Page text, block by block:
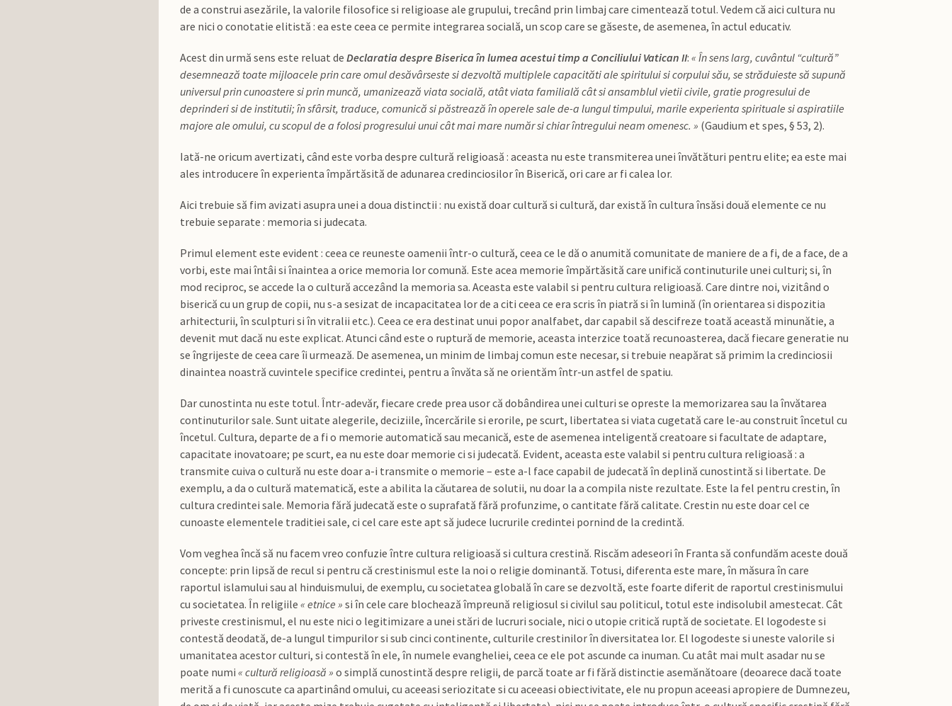
de a construi asezările, la valorile filosofice si religioase ale grupului, trecând prin limbaj care cimentează totul. Vedem că aici cultura nu
are nici o conotatie elitistă : ea este ceea ce permite integrarea socială, un scop care se găseste, de asemenea, în actul educativ.
Acest din urmă sens este reluat de Declaratia despre Biserica în lumea acestui timp a Conciliului Vatican II: « În sens larg, cuvântul “cultură”
desemnează toate mijloacele prin care omul desăvârseste si dezvoltă multiplele capacităti ale spiritului si corpului său, se străduieste să supună
universul prin cunoastere si prin muncă, umanizează viata socială, atât viata familială cât si ansamblul vietii civile, gratie progresului de
deprinderi si de institutii; în sfârsit, traduce, comunică si păstrează în operele sale de-a lungul timpului, marile experienta spirituale si aspiratiile
majore ale omului, cu scopul de a folosi progresului unui cât mai mare număr si chiar întregului neam omenesc. » (Gaudium et spes, § 53, 2).
Iată-ne oricum avertizati, când este vorba despre cultură religioasă : aceasta nu este transmiterea unei învătături pentru elite; ea este mai
ales introducere în experienta împărtăsită de adunarea credinciosilor în Biserică, ori care ar fi calea lor.
Aici trebuie să fim avizati asupra unei a doua distinctii : nu există doar cultură si cultură, dar există în cultura însăsi două elemente ce nu
trebuie separate : memoria si judecata.
Primul element este evident : ceea ce reuneste oamenii într-o cultură, ceea ce le dă o anumită comunitate de maniere de a fi, de a face, de a
vorbi, este mai întâi si înaintea a orice memoria lor comună. Este acea memorie împărtăsită care unifică continuturile unei culturi; si, în
mod reciproc, se accede la o cultură accezând la memoria sa. Aceasta este valabil si pentru cultura religioasă. Care dintre noi, vizitând o
biserică cu un grup de copii, nu s-a sesizat de incapacitatea lor de a citi ceea ce era scris în piatră si în lumină (în orientarea si dispozitia
arhitecturii, în sculpturi si în vitralii etc.). Ceea ce era destinat unui popor analfabet, dar capabil să descifreze toată această minunătie, a
devenit mut dacă nu este explicat. Atunci când este o ruptură de memorie, aceasta interzice toată recunoasterea, dacă fiecare generatie nu
se îngrijeste de ceea care îi urmează. De asemenea, un minim de limbaj comun este necesar, si trebuie neapărat să primim la credinciosii
dinaintea noastră cuvintele specifice credintei, pentru a învăta să ne orientăm într-un astfel de spatiu.
Dar cunostinta nu este totul. Într-adevăr, fiecare crede prea usor că dobândirea unei culturi se opreste la memorizarea sau la învătarea
continuturilor sale. Sunt uitate alegerile, deciziile, încercările si erorile, pe scurt, libertatea si viata cugetată care le-au construit încetul cu
încetul. Cultura, departe de a fi o memorie automatică sau mecanică, este de asemenea inteligentă creatoare si facultate de adaptare,
capacitate inovatoare; pe scurt, ea nu este doar memorie ci si judecată. Evident, aceasta este valabil si pentru cultura religioasă : a
transmite cuiva o cultură nu este doar a-i transmite o memorie – este a-l face capabil de judecată în deplină cunostintă si libertate. De
exemplu, a da o cultură matematică, este a abilita la căutarea de solutii, nu doar la a compila niste rezultate. Este la fel pentru crestin, în
cultura credintei sale. Memoria fără judecată este o suprafată fără profunzime, o cantitate fără calitate. Crestin nu este doar cel ce
cunoaste elementele traditiei sale, ci cel care este apt să judece lucrurile credintei pornind de la credintă.
Vom veghea încă să nu facem vreo confuzie între cultura religioasă si cultura crestină. Riscăm adeseori în Franta să confundăm aceste două
concepte: prin lipsă de recul si pentru că crestinismul este la noi o religie dominantă. Totusi, diferenta este mare, în măsura în care
raportul islamului sau al hinduismului, de exemplu, cu societatea globală în care se dezvoltă, este foarte diferit de raportul crestinismului
cu societatea. În religiile « etnice » si în cele care blochează împreună religiosul si civilul sau politicul, totul este indisolubil amestecat. Cât
priveste crestinismul, el nu este nici o legitimizare a unei stări de lucruri sociale, nici o utopie critică ruptă de societate. El logodeste si
contestă deodată, de-a lungul timpurilor si sub cinci continente, culturile crestinilor în diversitatea lor. El logodeste si uneste valorile si
umanitatea acestor culturi, si contestă în ele, în numele evangheliei, ceea ce ele pot ascunde ca inuman. Cu atât mai mult asadar nu se
poate numi « cultură religioasă » o simplă cunostintă despre religii, de parcă toate ar fi fără distinctie asemănătoare (deoarece dacă toate
merită a fi cunoscute ca apartinând omului, cu aceeasi seriozitate si cu aceeasi obiectivitate, ele nu propun aceeasi apropiere de Dumnezeu,